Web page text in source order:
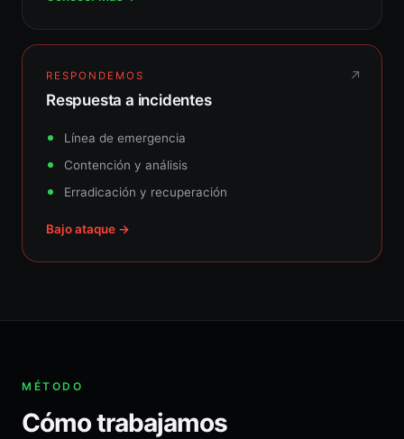
↗
RESPONDEMOS
Respuesta a incidentes
Línea de emergencia
Contención y análisis
Erradicación y recuperación
Bajo ataque →
MÉTODO
Cómo trabajamos